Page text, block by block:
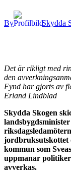
By Skydda
Det är rikligt med
den
Fynd har gjorts av
Erland Lindblad
Skydda Skogen
jordbruksutskottet
kommun som
uppmanar
avverkas.